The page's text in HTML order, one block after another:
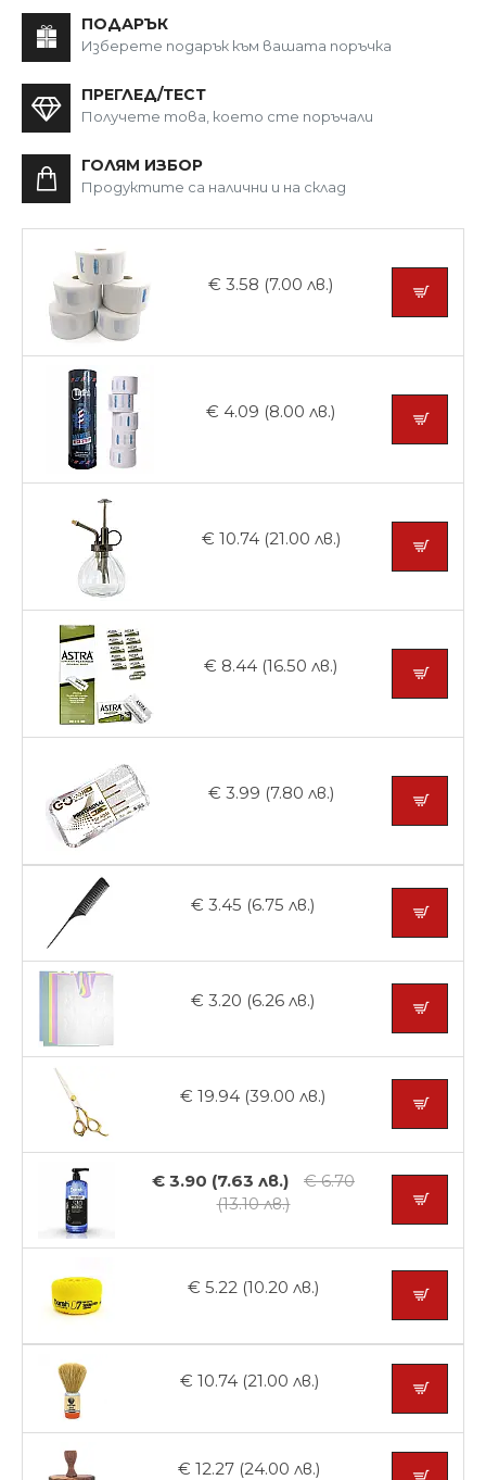
ПОДАРЪК
Изберете подарък към вашата поръчка
ПРЕГЛЕД/ТЕСТ
Получете това, което сте поръчали
ГОЛЯМ ИЗБОР
Продуктите са налични и на склад
€ 3.58 (7.00 лв.)
€ 4.09 (8.00 лв.)
€ 10.74 (21.00 лв.)
€ 8.44 (16.50 лв.)
€ 3.99 (7.80 лв.)
€ 3.45 (6.75 лв.)
€ 3.20 (6.26 лв.)
€ 19.94 (39.00 лв.)
€ 3.90 (7.63 лв.)
€ 6.70
(13.10 лв.)
€ 5.22 (10.20 лв.)
€ 10.74 (21.00 лв.)
€ 12.27 (24.00 лв.)